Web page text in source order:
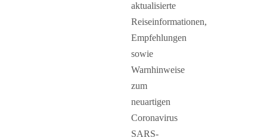
aktualisierte
Reiseinformationen,
Empfehlungen
sowie
Warnhinweise
zum
neuartigen
Coronavirus
SARS-